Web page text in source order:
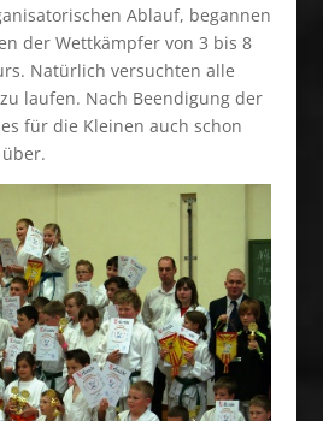
Ablauf, begannen
der Wettkämpfer von 3 bis 8
Natürlich versuchten alle
laufen. Nach Beendigung der
für die Kleinen auch schon